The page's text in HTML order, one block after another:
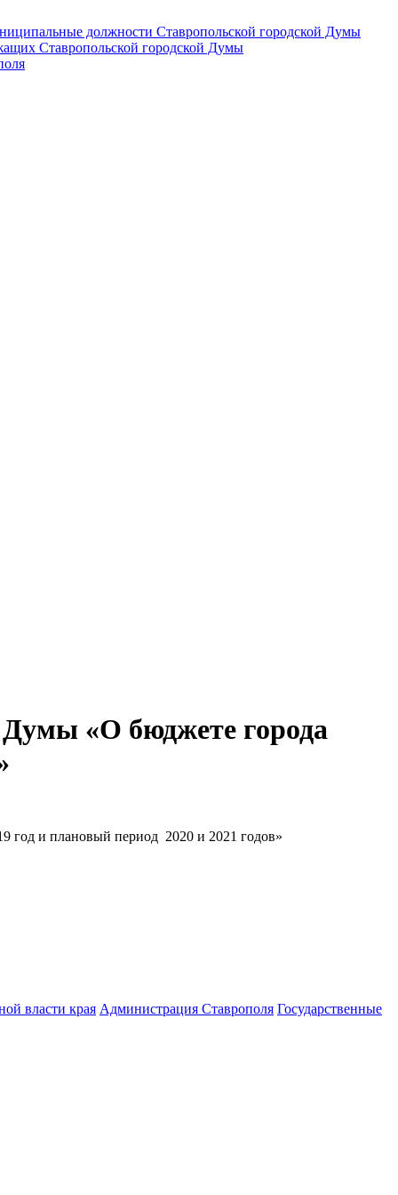
должности Ставропольской городской Думы
Ставропольской городской Думы
Думы «О бюджете города
год и плановый период 2020 и 2021 годов»
власти края Администрация Ставрополя Государственные